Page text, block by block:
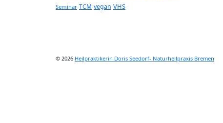
Seminar TCM vegan VHS
© 2026 Heilpraktikerin Doris Seedorf- Naturheilpraxis Bremen